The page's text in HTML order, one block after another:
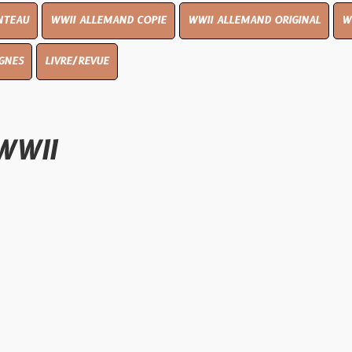
ALLEMAND COPIE WWII ALLEMAND ORIGINAL WWII UK